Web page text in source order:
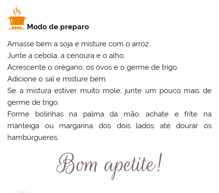
Modo de preparo
Amasse bem a soja e misture com o arroz.
Junte a cebola, a cenoura e o alho.
Acrescente o orégano, os ovos e o germe de trigo.
Adicione o sal e misture bem.
Se a mistura estiver muito mole, junte um pouco mais de
germe de trigo.
Forme bolinhas na palma da mão, achate e frite na
manteiga ou margarina dos dois lados até dourar os
hambúrgueres.